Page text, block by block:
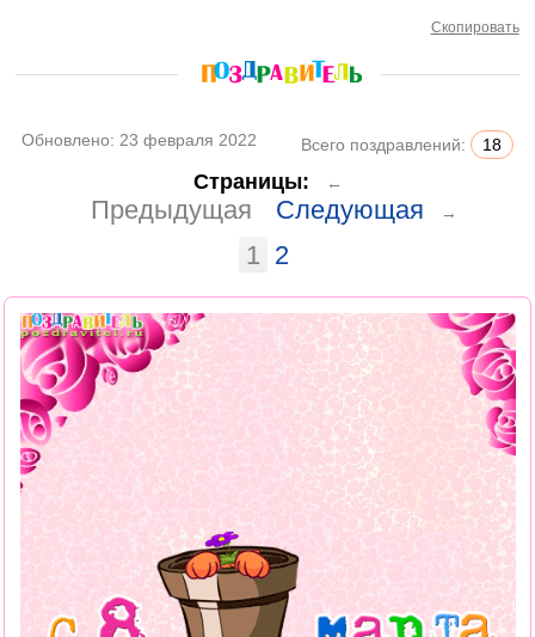
Скопировать
Обновлено: 23 февраля 2022 Всего поздравлений: 18
Страницы: ←
Предыдущая Следующая →
1 2